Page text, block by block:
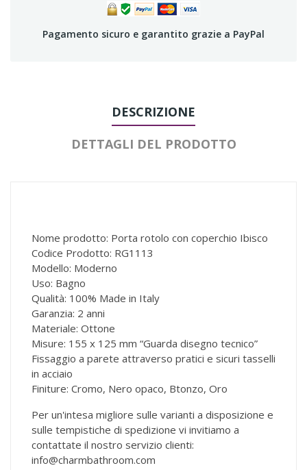
Pagamento sicuro e garantito grazie a PayPal
DESCRIZIONE
DETTAGLI DEL PRODOTTO
Nome prodotto: Porta rotolo con coperchio Ibisco
Codice Prodotto: RG1113
Modello: Moderno
Uso: Bagno
Qualità: 100% Made in Italy
Garanzia: 2 anni
Materiale: Ottone
Misure: 155 x 125 mm “Guarda disegno tecnico”
Fissaggio a parete attraverso pratici e sicuri tasselli
in acciaio
Finiture: Cromo, Nero opaco, Btonzo, Oro
Per un'intesa migliore sulle varianti a disposizione e
sulle tempistiche di spedizione vi invitiamo a
contattate il nostro servizio clienti:
info@charmbathroom.com